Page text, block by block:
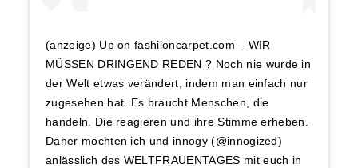
(anzeige) Up on fashiioncarpet.com – WIR
MÜSSEN DRINGEND REDEN ? Noch nie wurde in
der Welt etwas verändert, indem man einfach nur
zugesehen hat. Es braucht Menschen, die
handeln. Die reagieren und ihre Stimme erheben.
Daher möchten ich und innogy (@innogized)
anlässlich des WELTFRAUENTAGES mit euch in